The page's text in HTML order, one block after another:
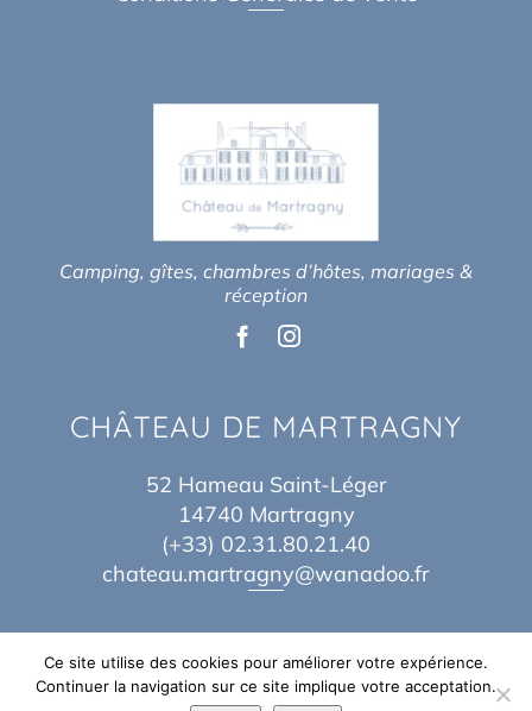
Camping, gîtes, chambres d’hôtes, mariages &
réception
CHÂTEAU DE MARTRAGNY
52 Hameau Saint-Léger
14740 Martragny
(+33) 02.31.80.21.40
chateau.martragny@wanadoo.fr
© Copyright 2017 – 2026 | By Théo Baes & Jordane Idn | Tous Droits
Ce site utilise des cookies pour améliorer votre expérience.
Continuer la navigation sur ce site implique votre acceptation.